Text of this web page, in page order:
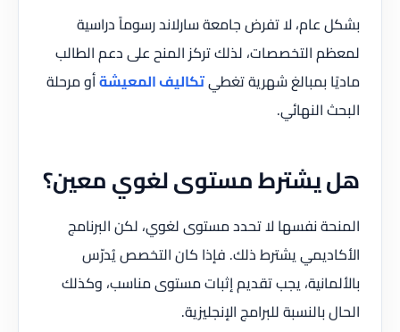
بشكل عام، لا تفرض جامعة سارلاند رسوماً دراسية
لمعظم التخصصات، لذلك تركز المنح على دعم الطالب
ماديًا بمبالغ شهرية تغطيتكاليف المعيشةأو مرحلة
البحث النهائي.
هل يشترط مستوى لغوي معين؟
المنحة نفسها لا تحدد مستوى لغوي، لكن البرنامج
الأكاديمي يشترط ذلك. فإذا كان التخصص يُدرّس
بالألمانية، يجب تقديم إثبات مستوى مناسب، وكذلك
الحال بالنسبة للبرامج الإنجليزية.